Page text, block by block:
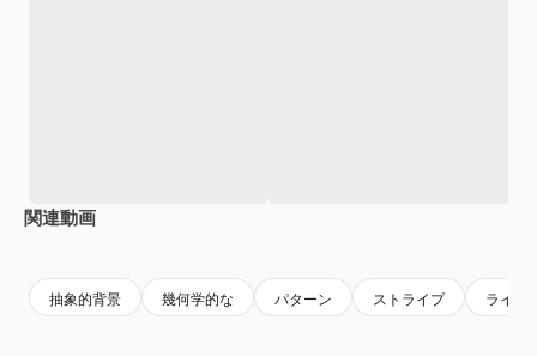
関連動画
抽象的背景 幾何学的な パターン ストライプ ライン